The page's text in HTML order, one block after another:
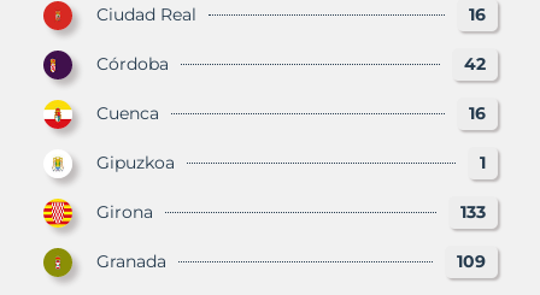
Ciudad Real 16
Córdoba 42
Cuenca 16
Gipuzkoa 1
Girona 133
Granada 109